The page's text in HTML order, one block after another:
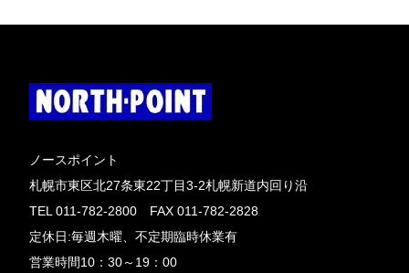
ノースポイント
札幌市東区北27条東22丁目3-2札幌新道内回り沿
TEL 011-782-2800 FAX 011-782-2828
定休日:毎週木曜、不定期臨時休業有
営業時間10：30～19：00